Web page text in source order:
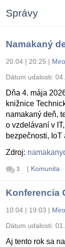
Správy
Namakaný
20.04 | 20:25 |
Dátum udalosti:
Dňa 4. mája
knižnice
namakaný deň,
o vzdelávaní v
bezpečnosti,
Zdroj:
3 | Komunita
Konferencia
10.04 | 19:03 |
Dátum udalosti:
Aj tento rok sa